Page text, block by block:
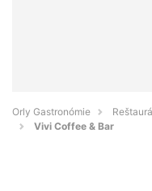
Orly Gastronómie
Vivi Coffee & Bar